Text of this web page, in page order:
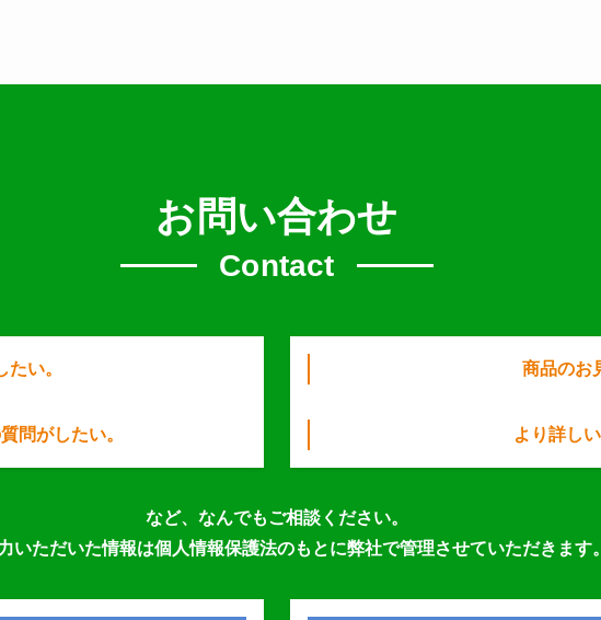
お問い合わせ
Contact
い。 商品のお
問がしたい。 より詳し
など、なんでもご相談ください。
いただいた情報は個人情報保護法のもとに弊社で管理させていただきます。